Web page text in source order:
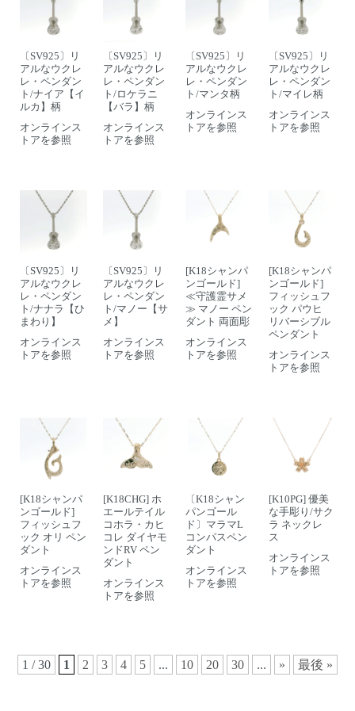
〔SV925〕リ
アルなウクレ
レ・ペンダン
ト/ナイア【イ
ルカ】柄
オンラインス
トアを参照
〔SV925〕リ
アルなウクレ
レ・ペンダン
ト/ロケラニ
【バラ】柄
オンラインス
トアを参照
〔SV925〕リ
アルなウクレ
レ・ペンダン
ト/マンタ柄
オンラインス
トアを参照
〔SV925〕リ
アルなウクレ
レ・ペンダン
ト/マイレ柄
オンラインス
トアを参照
〔SV925〕リ
アルなウクレ
レ・ペンダン
ト/ナナラ【ひ
まわり】
オンラインス
トアを参照
〔SV925〕リ
アルなウクレ
レ・ペンダン
ト/マノー【サ
メ】
オンラインス
トアを参照
[K18シャンパ
ンゴールド]
≪守護霊サメ
≫ マノー ペン
ダント 両面彫
オンラインス
トアを参照
[K18シャンパ
ンゴールド]
フィッシュフ
ック パウヒ
リバーシブル
ペンダント
オンラインス
トアを参照
[K18シャンパ
ンゴールド]
フィッシュフ
ック オリ ペン
ダント
オンラインス
トアを参照
[K18CHG] ホ
エールテイル
コホラ・カヒ
コレ ダイヤモ
ンドRV ペン
ダント
オンラインス
トアを参照
〔K18シャン
パンゴール
ド〕マラマL
コンパスペン
ダント
オンラインス
トアを参照
[K10PG] 優美
な手彫り/サク
ラ ネックレ
ス
オンラインス
トアを参照
1 / 30 1 2 3 4 5 ... 10 20 30 ... » 最後 »